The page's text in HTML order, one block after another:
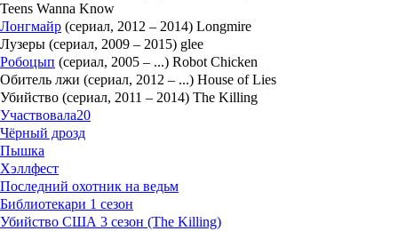
Teens Wanna Know
Лонгмайр (сериал, 2012 – 2014) Longmire
Лузеры (сериал, 2009 – 2015) glee
Робоцып (сериал, 2005 – ...) Robot Chicken
Обитель лжи (сериал, 2012 – ...) House of Lies
Убийство (сериал, 2011 – 2014) The Killing
Участвовала20
Чёрный дрозд
Пышка
Хэллфест
Последний охотник на ведьм
Библиотекари 1 сезон
Убийство США 3 сезон (The Killing)